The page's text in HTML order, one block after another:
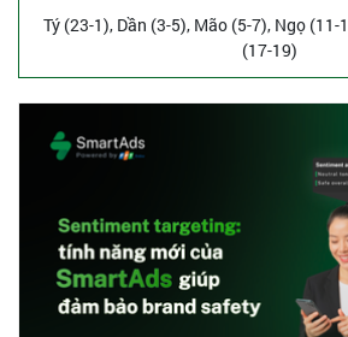
Tý (23-1), Dần (3-5), Mão (5-7), Ngọ (11-
(17-19)